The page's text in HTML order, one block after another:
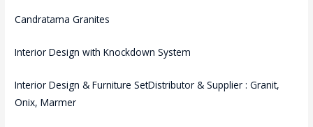
Candratama Granites
Interior Design with Knockdown System
Interior Design & Furniture SetDistributor & Supplier : Granit,
Onix, Marmer